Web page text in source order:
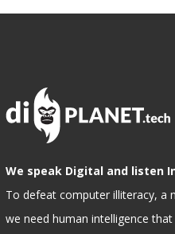
We speak Digital and listen
To defeat computer illiteracy, a
we need human intelligence